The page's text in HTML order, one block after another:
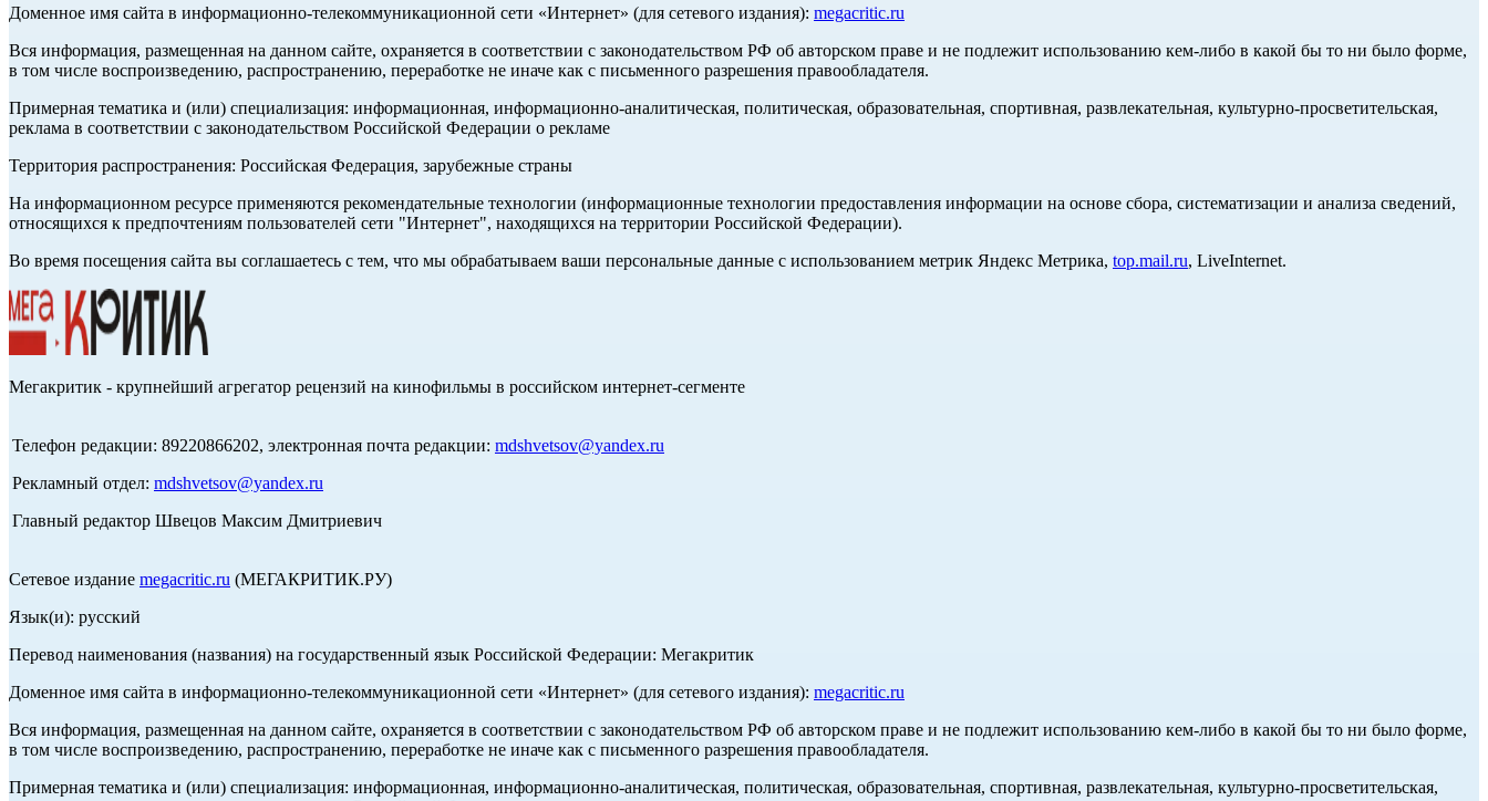
Доменное имя сайта в информационно-телекоммуникационной сети «Интернет» (для сетевого издания): megacritic.ru
Вся информация, размещенная на данном сайте, охраняется в соответствии с законодательством РФ об авторском праве и не подлежит использованию кем-либо в какой бы то ни было форме,
в том числе воспроизведению, распространению, переработке не иначе как с письменного разрешения правообладателя.
Примерная тематика и (или) специализация: информационная, информационно-аналитическая, политическая, образовательная, спортивная, развлекательная, культурно-просветительская,
реклама в соответствии с законодательством Российской Федерации о рекламе
Территория распространения: Российская Федерация, зарубежные страны
На информационном ресурсе применяются рекомендательные технологии (информационные технологии предоставления информации на основе сбора, систематизации и анализа сведений,
относящихся к предпочтениям пользователей сети "Интернет", находящихся на территории Российской Федерации).
Во время посещения сайта вы соглашаетесь с тем, что мы обрабатываем ваши персональные данные с использованием метрик Яндекс Метрика, top.mail.ru, LiveInternet.
Мегакритик - крупнейший агрегатор рецензий на кинофильмы в российском интернет-сегменте
Телефон редакции: 89220866202, электронная почта редакции: mdshvetsov@yandex.ru
Рекламный отдел: mdshvetsov@yandex.ru
Главный редактор Швецов Максим Дмитриевич
Сетевое издание megacritic.ru (МЕГАКРИТИК.РУ)
Язык(и): русский
Перевод наименования (названия) на государственный язык Российской Федерации: Мегакритик
Доменное имя сайта в информационно-телекоммуникационной сети «Интернет» (для сетевого издания): megacritic.ru
Вся информация, размещенная на данном сайте, охраняется в соответствии с законодательством РФ об авторском праве и не подлежит использованию кем-либо в какой бы то ни было форме,
в том числе воспроизведению, распространению, переработке не иначе как с письменного разрешения правообладателя.
Примерная тематика и (или) специализация: информационная, информационно-аналитическая, политическая, образовательная, спортивная, развлекательная, культурно-просветительская,